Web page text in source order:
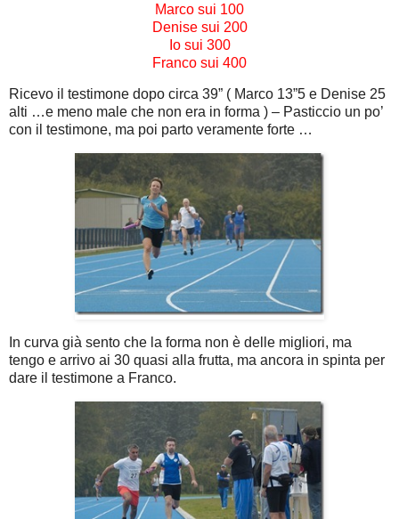
Marco sui 100
Denise sui 200
Io sui 300
Franco sui 400
Ricevo il testimone dopo circa 39” ( Marco 13”5 e Denise 25
alti …e meno male che non era in forma ) – Pasticcio un po’
con il testimone, ma poi parto veramente forte …
In curva già sento che la forma non è delle migliori, ma
tengo e arrivo ai 30 quasi alla frutta, ma ancora in spinta per
dare il testimone a Franco.